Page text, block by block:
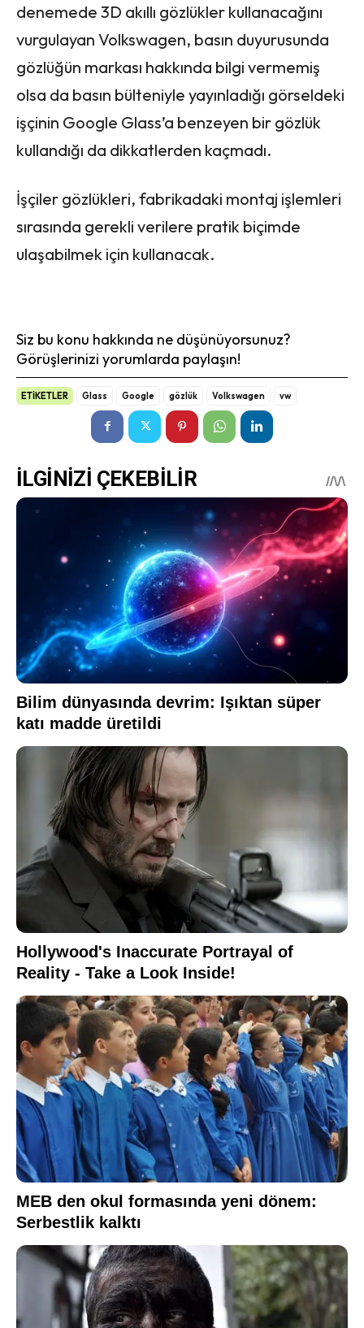
denemede 3D akıllı gözlükler kullanacağını
vurgulayan Volkswagen, basın duyurusunda
gözlüğün markası hakkında bilgi vermemiş
olsa da basın bülteniyle yayınladığı görseldeki
işçinin Google Glass’a benzeyen bir gözlük
kullandığı da dikkatlerden kaçmadı.
İşçiler gözlükleri, fabrikadaki montaj işlemleri
sırasında gerekli verilere pratik biçimde
ulaşabilmek için kullanacak.
Siz bu konu hakkında ne düşünüyorsunuz?
Görüşlerinizi yorumlarda paylaşın!
ETİKETLER Glass Google gözlük Volkswagen vw